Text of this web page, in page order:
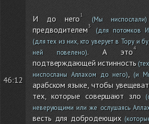
46:12
И до него (Мы ниспослали)
предводителем
(для потомков
(для тех из них, кто уверует в Тору и
ней повелено). А это
подтверждающей истинность
ниспосланы Аллахом до него), (и
арабском языке, чтобы
тех, которые совершают зло
неверующими или же ослушаясь
весть для добродеющих